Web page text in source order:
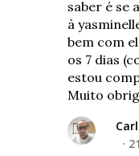
saber é se
à
bem com
os 7 dias
estou
Muito